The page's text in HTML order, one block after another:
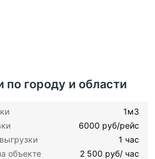
по городу и области
1м3
6000 руб/рейс
1 час
объекте
2 500 руб/ час